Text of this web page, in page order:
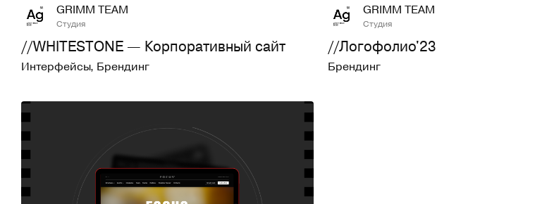
GRIMM TEAM
Студия
//WHITESTONE — Корпоративный сайт
Интерфейсы, Брендинг
GRIMM TEAM
Студия
//Логофолио'23
Брендинг